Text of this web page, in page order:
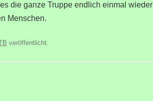
die ganze Truppe endlich einmal wieder
Menschen.
veröffentlicht.